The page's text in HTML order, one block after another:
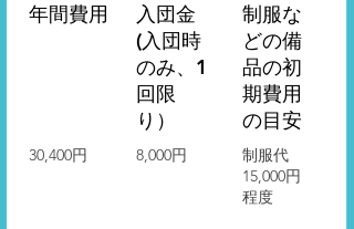
年間費用
入団金
(入団時
のみ、1
回限
り）
30,400円 8,000円
​制服な
どの備
品の初
期費用
の目安
​制服代
15,000円
程度